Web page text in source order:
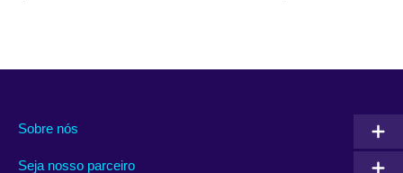
Sobre nós
Seja nosso parceiro